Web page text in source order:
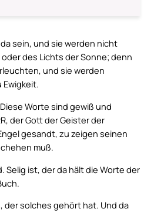
sein, und sie werden nicht
des Lichts der Sonne; denn
und sie werden
Ewigkeit.
Worte sind gewiß und
der Gott der Geister der
gesandt, zu zeigen seinen
muß.
Selig ist, der da hält die Worte der
der solches gehört hat. Und da